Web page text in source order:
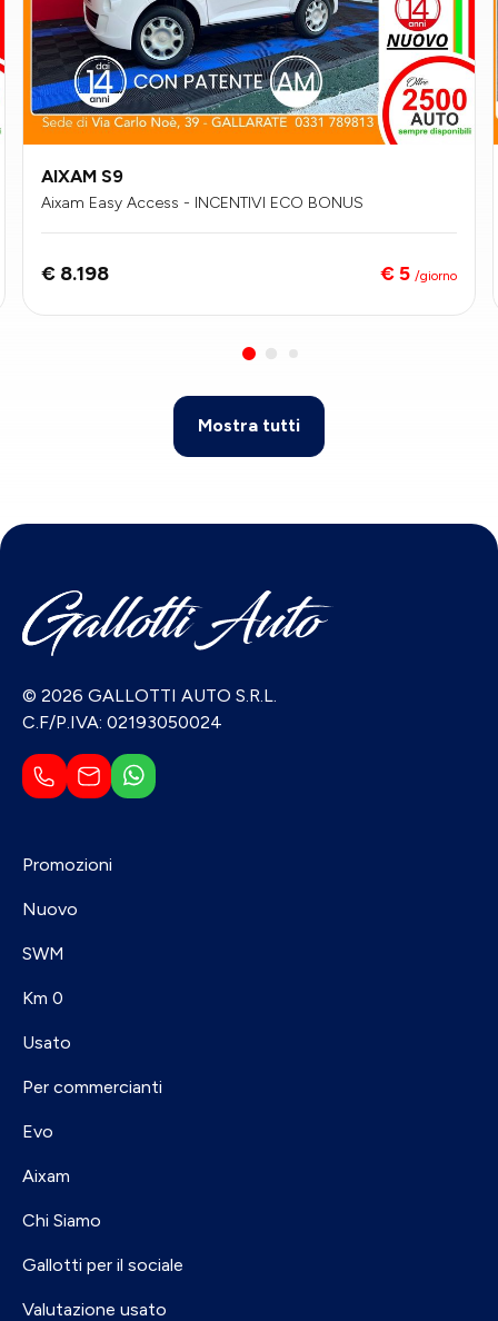
AIXAM S9
Aixam Easy Access - INCENTIVI ECO BONUS
€ 8.198 € 5 /giorno
Mostra tutti
© 2026 GALLOTTI AUTO S.R.L.
C.F/P.IVA: 02193050024
Promozioni
Nuovo
SWM
Km 0
Usato
Per commercianti
Evo
Aixam
Chi Siamo
Gallotti per il sociale
Valutazione usato